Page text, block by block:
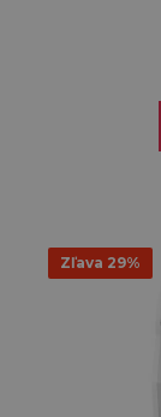
Zľava 29%